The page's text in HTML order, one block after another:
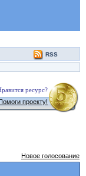
RSS
ресурс?
проекту!
Новое голосование